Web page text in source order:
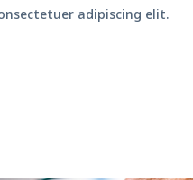
adipiscing elit.